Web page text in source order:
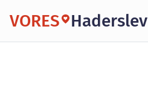
VORES Haderslev